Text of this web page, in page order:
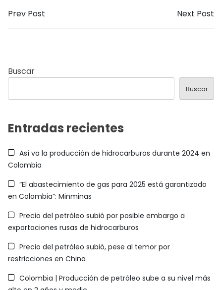
Prev Post Next Post
Buscar
Buscar
Entradas recientes
Así va la producción de hidrocarburos durante 2024 en
Colombia
“El abastecimiento de gas para 2025 está garantizado
en Colombia”: Minminas
Precio del petróleo subió por posible embargo a
exportaciones rusas de hidrocarburos
Precio del petróleo subió, pese al temor por
restricciones en China
Colombia | Producción de petróleo sube a su nivel más